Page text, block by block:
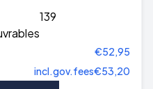
139
€52,95
incl.gov.fees€53,20